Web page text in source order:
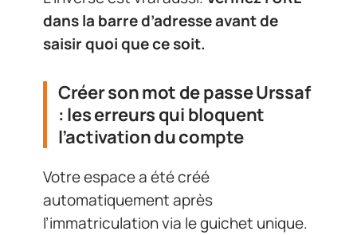
dans la barre d’adresse avant de
saisir quoi que ce soit.
Créer son mot de passe Urssaf
: les erreurs qui bloquent
l’activation du compte
Votre espace a été créé
automatiquement après
l’immatriculation via le guichet unique.